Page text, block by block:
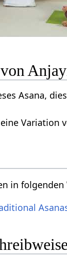
Asana,
Variation
in